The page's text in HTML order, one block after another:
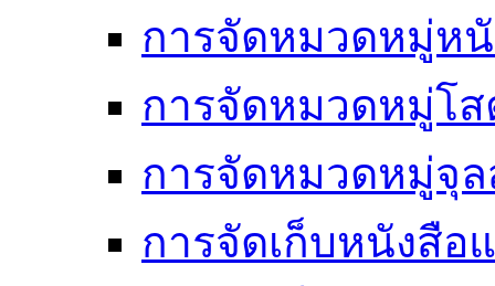
การจัดหมวดหมู่ห
การจัดหมวดหมู่โ
การจัดหมวดหมู่จุ
การจัดเก็บหนังสือ